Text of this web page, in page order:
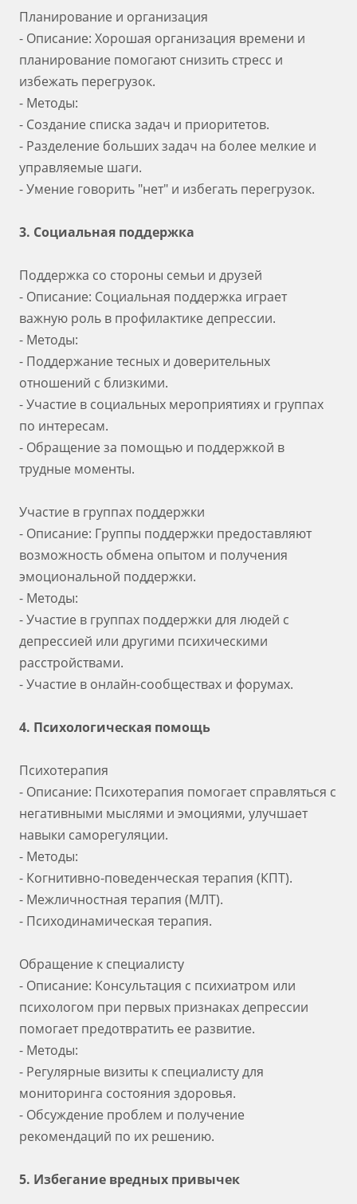
Планирование и организация
- Описание: Хорошая организация времени и
планирование помогают снизить стресс и
избежать перегрузок.
- Методы:
- Создание списка задач и приоритетов.
- Разделение больших задач на более мелкие и
управляемые шаги.
- Умение говорить "нет" и избегать перегрузок.
3. Социальная поддержка
Поддержка со стороны семьи и друзей
- Описание: Социальная поддержка играет
важную роль в профилактике депрессии.
- Методы:
- Поддержание тесных и доверительных
отношений с близкими.
- Участие в социальных мероприятиях и группах
по интересам.
- Обращение за помощью и поддержкой в
трудные моменты.
Участие в группах поддержки
- Описание: Группы поддержки предоставляют
возможность обмена опытом и получения
эмоциональной поддержки.
- Методы:
- Участие в группах поддержки для людей с
депрессией или другими психическими
расстройствами.
- Участие в онлайн-сообществах и форумах.
4. Психологическая помощь
Психотерапия
- Описание: Психотерапия помогает справляться с
негативными мыслями и эмоциями, улучшает
навыки саморегуляции.
- Методы:
- Когнитивно-поведенческая терапия (КПТ).
- Межличностная терапия (МЛТ).
- Психодинамическая терапия.
Обращение к специалисту
- Описание: Консультация с психиатром или
психологом при первых признаках депрессии
помогает предотвратить ее развитие.
- Методы:
- Регулярные визиты к специалисту для
мониторинга состояния здоровья.
- Обсуждение проблем и получение
рекомендаций по их решению.
5. Избегание вредных привычек